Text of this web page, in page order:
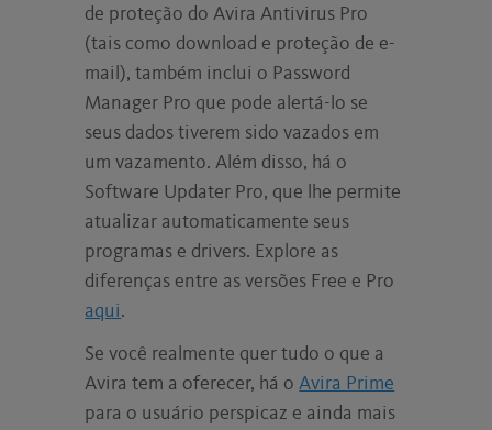
de proteção do Avira Antivirus Pro
(tais como download e proteção de e-
mail), também inclui o Password
Manager Pro que pode alertá-lo se
seus dados tiverem sido vazados em
um vazamento. Além disso, há o
Software Updater Pro, que lhe permite
atualizar automaticamente seus
programas e drivers. Explore as
diferenças entre as versões Free e Pro
aqui.
Se você realmente quer tudo o que a
Avira tem a oferecer, há oAvira Prime
para o usuário perspicaz e ainda mais